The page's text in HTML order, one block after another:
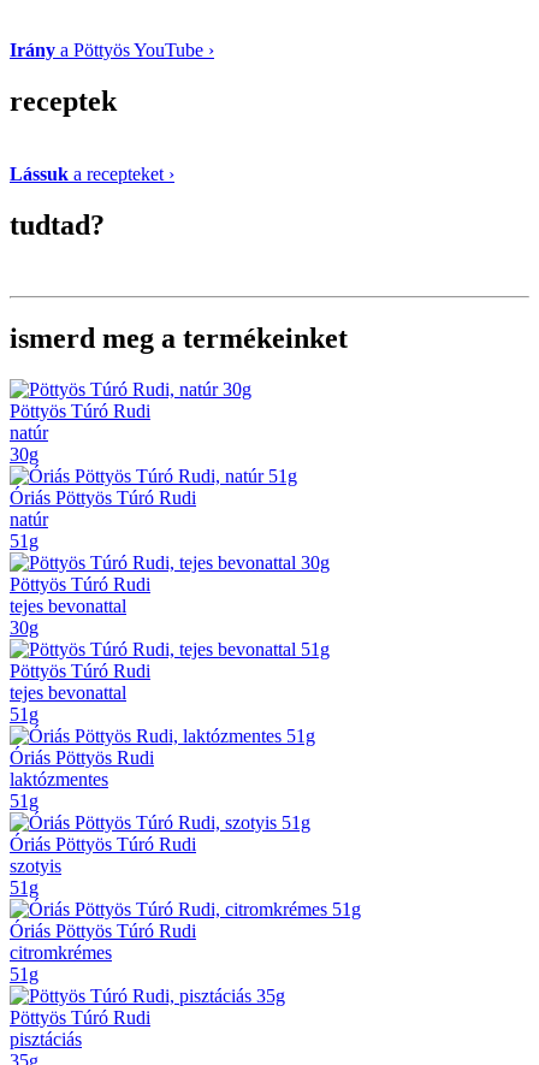
Irány a Pöttyös YouTube ›
receptek
Lássuk a recepteket ›
tudtad?
ismerd meg a termékeinket
Pöttyös Túró Rudi
natúr
30g
Óriás Pöttyös Túró Rudi
natúr
51g
Pöttyös Túró Rudi
tejes bevonattal
30g
Pöttyös Túró Rudi
tejes bevonattal
51g
Óriás Pöttyös Rudi
laktózmentes
51g
Óriás Pöttyös Túró Rudi
szotyis
51g
Óriás Pöttyös Túró Rudi
citromkrémes
51g
Pöttyös Túró Rudi
pisztáciás